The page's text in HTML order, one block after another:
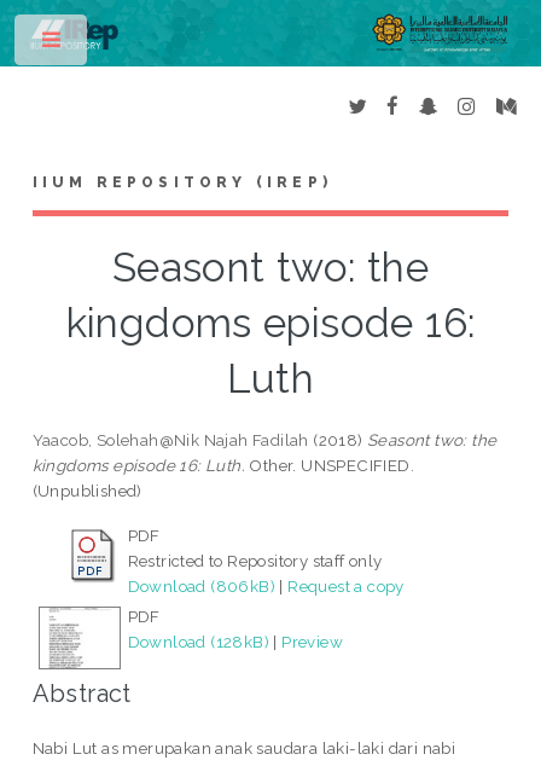
IIUM REPOSITORY (IREP)
Seasont two: the
kingdoms episode 16:
Luth
Yaacob, Solehah@Nik Najah Fadilah (2018) Seasont two: the
kingdoms episode 16: Luth. Other. UNSPECIFIED.
(Unpublished)
PDF
Restricted to Repository staff only
Download (806kB) | Request a copy
PDF
Download (128kB) | Preview
Abstract
Nabi Lut as merupakan anak saudara laki-laki dari nabi
Toggle